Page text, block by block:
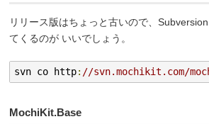
リリース版はちょっと古いので、
てくるのが いいでしょう。
svn co http: //svn.mochikit.com/
MochiKit.Base